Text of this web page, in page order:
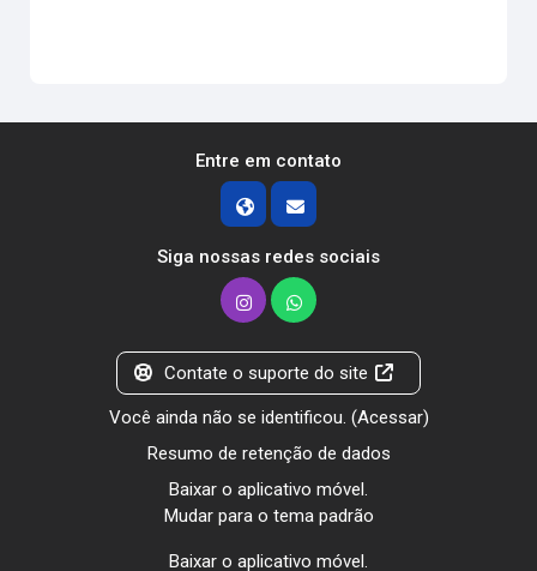
Entre em contato
Siga nossas redes sociais
Contate o suporte do site
Você ainda não se identificou. (Acessar)
Resumo de retenção de dados
Baixar o aplicativo móvel.
Mudar para o tema padrão
Baixar o aplicativo móvel.